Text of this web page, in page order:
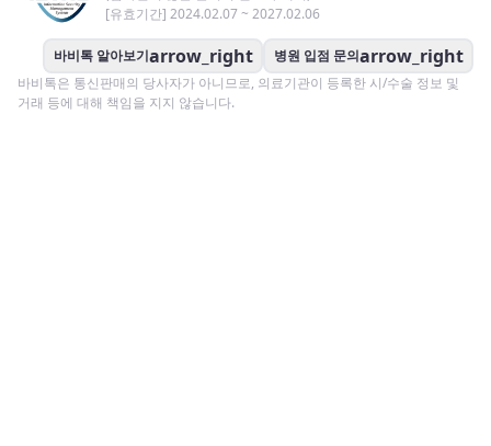
[유효기간] 2024.02.07 ~ 2027.02.06
바비톡 알아보기arrow_right 병원 입점 문의arrow_right
바비톡은 통신판매의 당사자가 아니므로, 의료기관이 등록한 시/수술 정보 및
거래 등에 대해 책임을 지지 않습니다.